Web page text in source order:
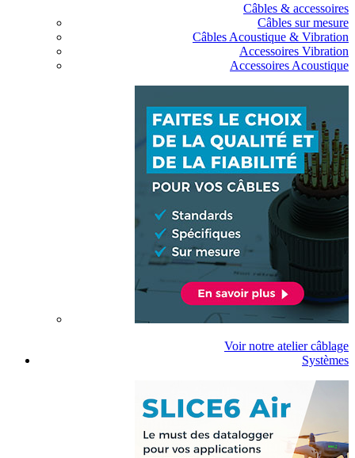
Câbles & accessoires
Câbles sur mesure
Câbles Acoustique & Vibration
Accessoires Vibration
Accessoires Acoustique
Voir notre atelier câblage
Systèmes